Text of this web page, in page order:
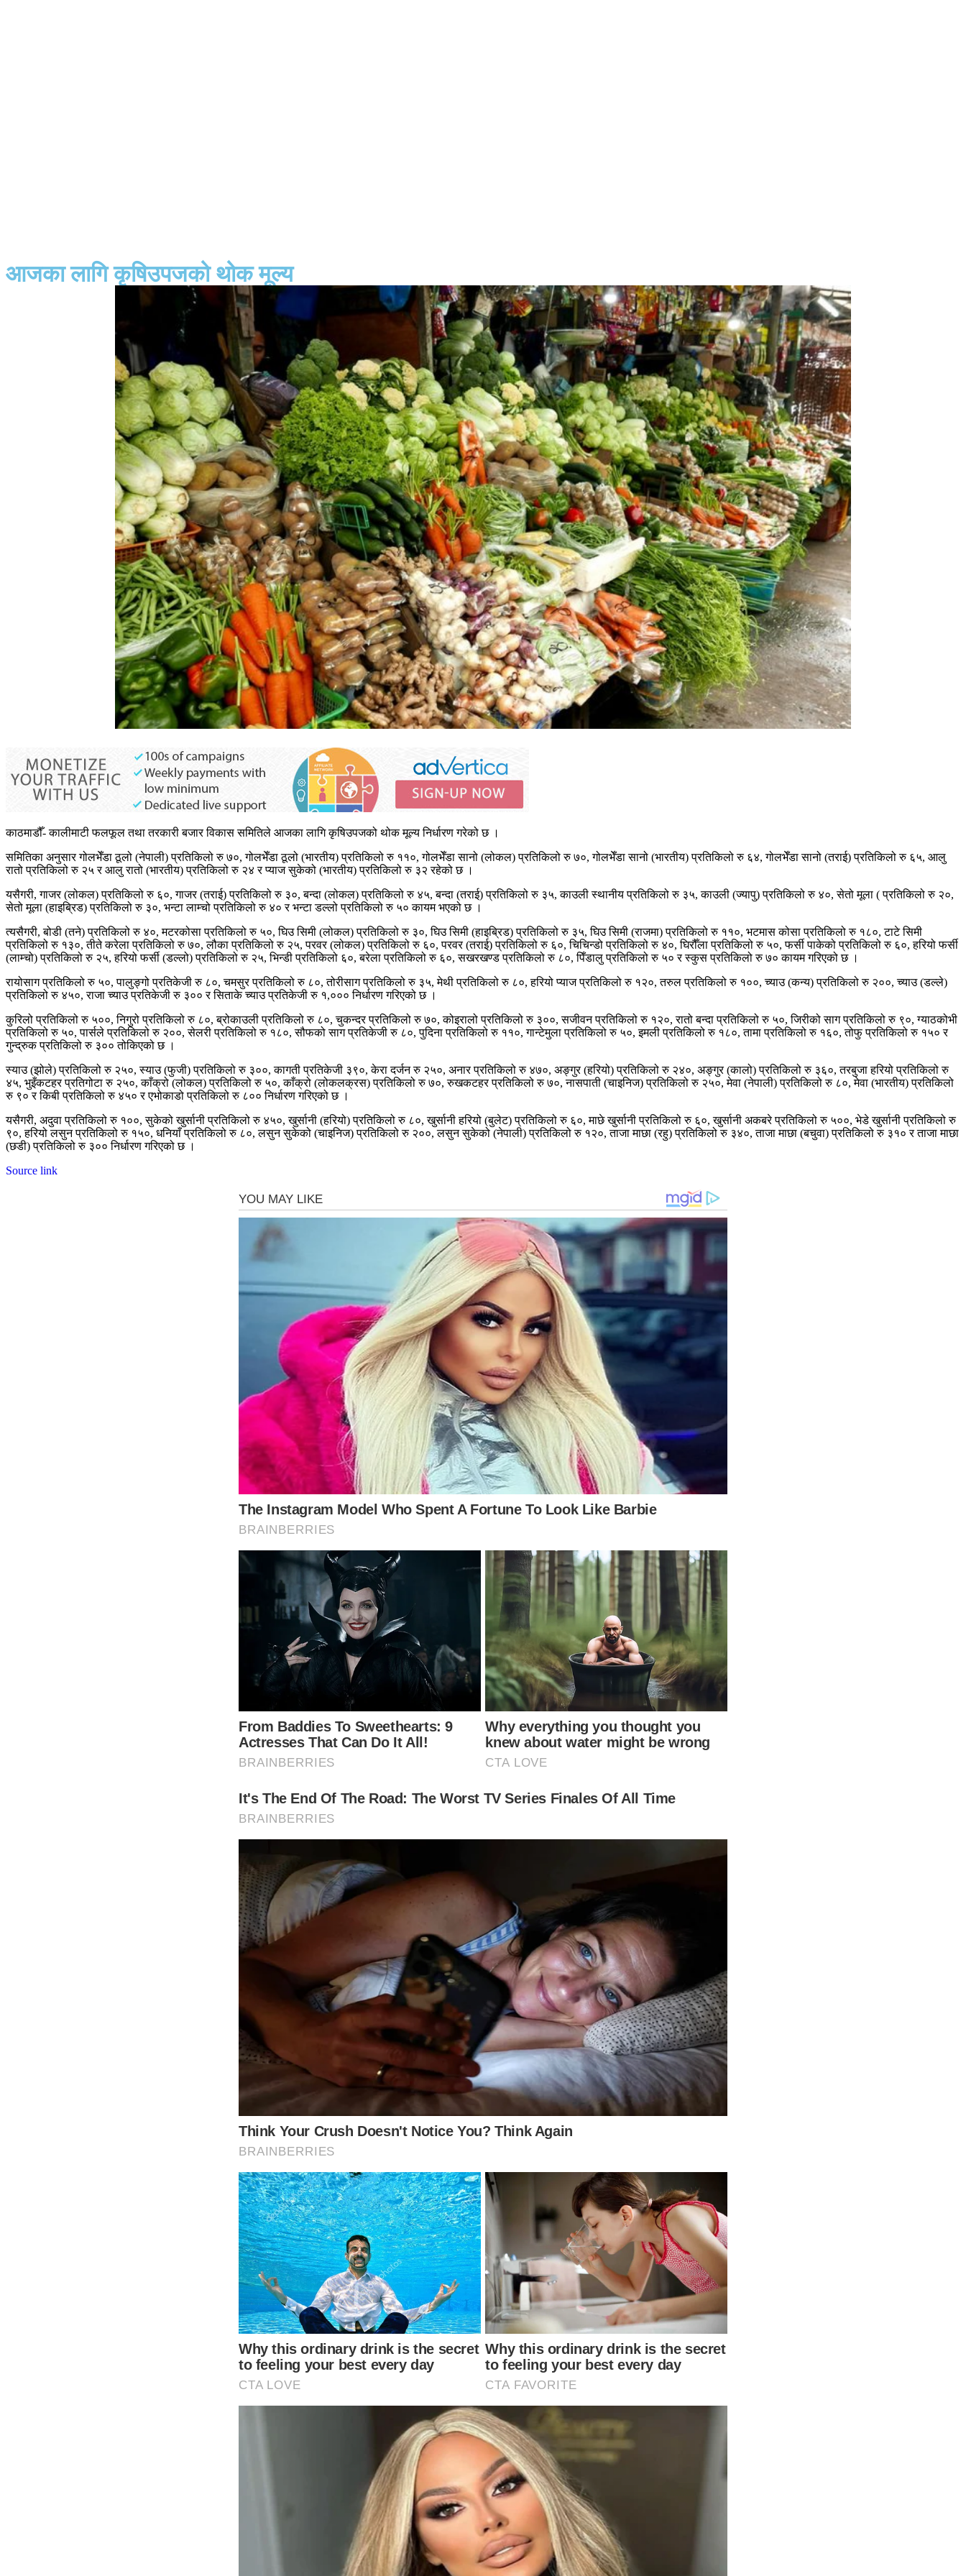
आजका लागि कृषिउपजको थोक मूल्य
काठमाडौँ- कालीमाटी फलफूल तथा तरकारी बजार विकास समितिले आजका लागि कृषिउपजको थोक मूल्य निर्धारण गरेको छ ।
समितिका अनुसार गोलभेँडा ठूलो (नेपाली) प्रतिकिलो रु ७०, गोलभेँडा ठूलो (भारतीय) प्रतिकिलो रु ११०, गोलभेँडा सानो (लोकल) प्रतिकिलो रु ७०, गोलभेँडा सानो (भारतीय) प्रतिकिलो रु ६४, गोलभेँडा सानो (तराई) प्रतिकिलो रु ६५, आलु
रातो प्रतिकिलो रु २५ र आलु रातो (भारतीय) प्रतिकिलो रु २४ र प्याज सुकेको (भारतीय) प्रतिकिलो रु ३२ रहेको छ ।
यसैगरी, गाजर (लोकल) प्रतिकिलो रु ६०, गाजर (तराई) प्रतिकिलो रु ३०, बन्दा (लोकल) प्रतिकिलो रु ४५, बन्दा (तराई) प्रतिकिलो रु ३५, काउली स्थानीय प्रतिकिलो रु ३५, काउली (ज्यापु) प्रतिकिलो रु ४०, सेतो मूला ( प्रतिकिलो रु २०,
सेतो मूला (हाइब्रिड) प्रतिकिलो रु ३०, भन्टा लाम्चो प्रतिकिलो रु ४० र भन्टा डल्लो प्रतिकिलो रु ५० कायम भएको छ ।
त्यसैगरी, बोडी (तने) प्रतिकिलो रु ४०, मटरकोसा प्रतिकिलो रु ५०, घिउ सिमी (लोकल) प्रतिकिलो रु ३०, घिउ सिमी (हाइब्रिड) प्रतिकिलो रु ३५, घिउ सिमी (राजमा) प्रतिकिलो रु ११०, भटमास कोसा प्रतिकिलो रु १८०, टाटे सिमी
प्रतिकिलो रु १३०, तीते करेला प्रतिकिलो रु ७०, लौका प्रतिकिलो रु २५, परवर (लोकल) प्रतिकिलो रु ६०, परवर (तराई) प्रतिकिलो रु ६०, चिचिन्डो प्रतिकिलो रु ४०, घिरौँला प्रतिकिलो रु ५०, फर्सी पाकेको प्रतिकिलो रु ६०, हरियो फर्सी
(लाम्चो) प्रतिकिलो रु २५, हरियो फर्सी (डल्लो) प्रतिकिलो रु २५, भिन्डी प्रतिकिलो ६०, बरेला प्रतिकिलो रु ६०, सखरखण्ड प्रतिकिलो रु ८०, पिँडालु प्रतिकिलो रु ५० र स्कुस प्रतिकिलो रु ७० कायम गरिएको छ ।
रायोसाग प्रतिकिलो रु ५०, पालुङ्गो प्रतिकेजी रु ८०, चमसुर प्रतिकिलो रु ८०, तोरीसाग प्रतिकिलो रु ३५, मेथी प्रतिकिलो रु ८०, हरियो प्याज प्रतिकिलो रु १२०, तरुल प्रतिकिलो रु १००, च्याउ (कन्य) प्रतिकिलो रु २००, च्याउ (डल्ले)
प्रतिकिलो रु ४५०, राजा च्याउ प्रतिकेजी रु ३०० र सिताके च्याउ प्रतिकेजी रु १,००० निर्धारण गरिएको छ ।
कुरिलो प्रतिकिलो रु ५००, निगुरो प्रतिकिलो रु ८०, ब्रोकाउली प्रतिकिलो रु ८०, चुकन्दर प्रतिकिलो रु ७०, कोइरालो प्रतिकिलो रु ३००, सजीवन प्रतिकिलो रु १२०, रातो बन्दा प्रतिकिलो रु ५०, जिरीको साग प्रतिकिलो रु ९०, ग्याठकोभी
प्रतिकिलो रु ५०, पार्सले प्रतिकिलो रु २००, सेलरी प्रतिकिलो रु १८०, सौफको साग प्रतिकेजी रु ८०, पुदिना प्रतिकिलो रु ११०, गान्टेमुला प्रतिकिलो रु ५०, इमली प्रतिकिलो रु १८०, तामा प्रतिकिलो रु १६०, तोफु प्रतिकिलो रु १५० र
गुन्द्रुक प्रतिकिलो रु ३०० तोकिएको छ ।
स्याउ (झोले) प्रतिकिलो रु २५०, स्याउ (फुजी) प्रतिकिलो रु ३००, कागती प्रतिकेजी ३९०, केरा दर्जन रु २५०, अनार प्रतिकिलो रु ४७०, अङ्गुर (हरियो) प्रतिकिलो रु २४०, अङ्गुर (कालो) प्रतिकिलो रु ३६०, तरबुजा हरियो प्रतिकिलो रु
४५, भुइँकटहर प्रतिगोटा रु २५०, काँक्रो (लोकल) प्रतिकिलो रु ५०, काँक्रो (लोकलक्रस) प्रतिकिलो रु ७०, रुखकटहर प्रतिकिलो रु ७०, नासपाती (चाइनिज) प्रतिकिलो रु २५०, मेवा (नेपाली) प्रतिकिलो रु ८०, मेवा (भारतीय) प्रतिकिलो
रु ९० र किबी प्रतिकिलो रु ४५० र एभोकाडो प्रतिकिलो रु ८०० निर्धारण गरिएको छ ।
यसैगरी, अदुवा प्रतिकिलो रु १००, सुकेको खुर्सानी प्रतिकिलो रु ४५०, खुर्सानी (हरियो) प्रतिकिलो रु ८०, खुर्सानी हरियो (बुलेट) प्रतिकिलो रु ६०, माछे खुर्सानी प्रतिकिलो रु ६०, खुर्सानी अकबरे प्रतिकिलो रु ५००, भेडे खुर्सानी प्रतिकिलो रु
९०, हरियो लसुन प्रतिकिलो रु १५०, धनियाँ प्रतिकिलो रु ८०, लसुन सुकेको (चाइनिज) प्रतिकिलो रु २००, लसुन सुकेको (नेपाली) प्रतिकिलो रु १२०, ताजा माछा (रहु) प्रतिकिलो रु ३४०, ताजा माछा (बचुवा) प्रतिकिलो रु ३१० र ताजा माछा
(छडी) प्रतिकिलो रु ३०० निर्धारण गरिएको छ ।
Source link